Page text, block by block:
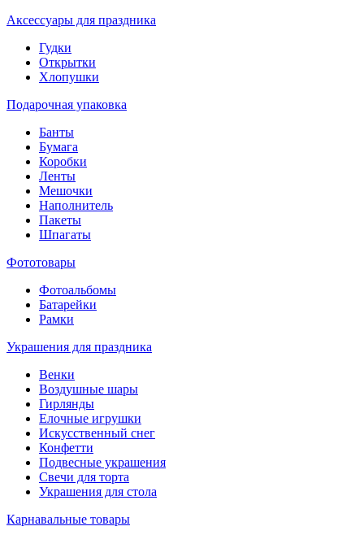
Аксессуары для праздника
Гудки
Открытки
Хлопушки
Подарочная упаковка
Банты
Бумага
Коробки
Ленты
Мешочки
Наполнитель
Пакеты
Шпагаты
Фототовары
Фотоальбомы
Батарейки
Рамки
Украшения для праздника
Венки
Воздушные шары
Гирлянды
Елочные игрушки
Искусственный снег
Конфетти
Подвесные украшения
Свечи для торта
Украшения для стола
Карнавальные товары